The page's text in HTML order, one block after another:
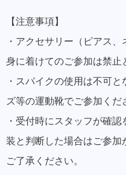
【注意事項】
・アクセサリー（ピアス
身に着けてのご参加は禁止
・スパイクの使用は不可
ズ等の運動靴でご参加くだ
・受付時にスタッフが確
装と判断した場合はご参加
ご了承ください。